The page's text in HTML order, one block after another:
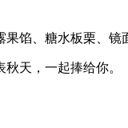
果馅、糖水板栗、镜
天，一起捧给你。